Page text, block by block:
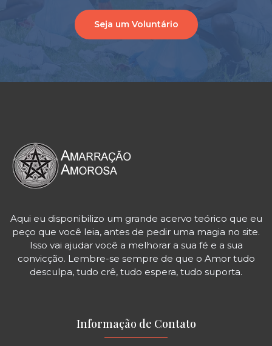
Seja um Voluntário
Aqui eu disponibilizo um grande acervo teórico que eu
peço que você leia, antes de pedir uma magia no site.
Isso vai ajudar você a melhorar a sua fé e a sua
convicção. Lembre-se sempre de que o Amor tudo
desculpa, tudo crê, tudo espera, tudo suporta.
Informação de Contato